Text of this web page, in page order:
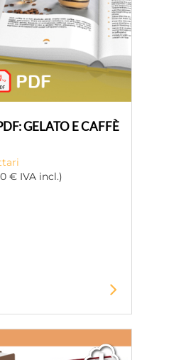
GELATO E CAFFÈ
€ IVA incl.)